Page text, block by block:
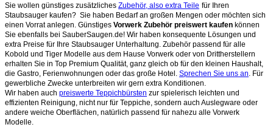
Sie wollen günstiges zusätzliches Zubehör, also extra Teile für Ihren
Staubsauger kaufen? Sie haben Bedarf an großen Mengen oder möchten sich
einen Vorrat anlegen. Günstiges Vorwerk Zubehör preiswert kaufen können
Sie ebenfalls bei SauberSaugen.de! Wir haben konsequente Lösungen und
extra Preise für Ihre Staubsauger Unterhaltung. Zubehör passend für alle
Kobold und Tiger Modelle aus dem Hause Vorwerk oder von Drittherstellern
erhalten Sie in Top Premium Qualität, ganz gleich ob für den kleinen Haushalt,
die Gastro, Ferienwohnungen oder das große Hotel. Sprechen Sie uns an . Für
gewerbliche Zwecke unterbreiten wir gern extra Konditionen.
Wir haben auch preiswerte Teppichbürsten zur spielerisch leichten und
effizienten Reinigung, nicht nur für Teppiche, sondern auch Auslegware oder
andere weiche Oberflächen, natürlich passend für nahezu alle Vorwerk
Modelle.